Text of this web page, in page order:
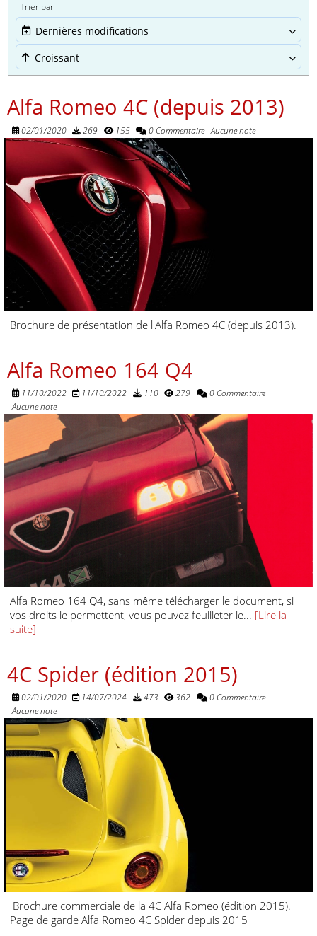
Trier par
Dernières modifications
Croissant
Alfa Romeo 4C (depuis 2013)
02/01/2020 269 155 0 Commentaire Aucune note
Brochure de présentation de l'Alfa Romeo 4C (depuis 2013).
Alfa Romeo 164 Q4
11/10/2022 11/10/2022 110 279
0 Commentaire
Aucune note
Alfa Romeo 164 Q4, sans même télécharger le document, si
vos droits le permettent, vous pouvez feuilleter le... [Lire la
suite]
4C Spider (édition 2015)
02/01/2020 14/07/2024 473 362
0 Commentaire
Aucune note
Brochure commerciale de la 4C Alfa Romeo (édition 2015).
Page de garde Alfa Romeo 4C Spider depuis 2015